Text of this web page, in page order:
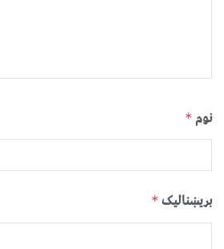
نوم *
بریښنالیک *